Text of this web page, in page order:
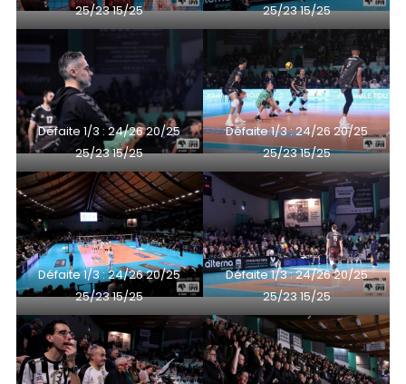
25/23 15/25
25/23 15/25
Défaite 1/3 : 24/26 20/25
25/23 15/25
Défaite 1/3 : 24/26 20/25
25/23 15/25
Défaite 1/3 : 24/26 20/25
25/23 15/25
Défaite 1/3 : 24/26 20/25
25/23 15/25